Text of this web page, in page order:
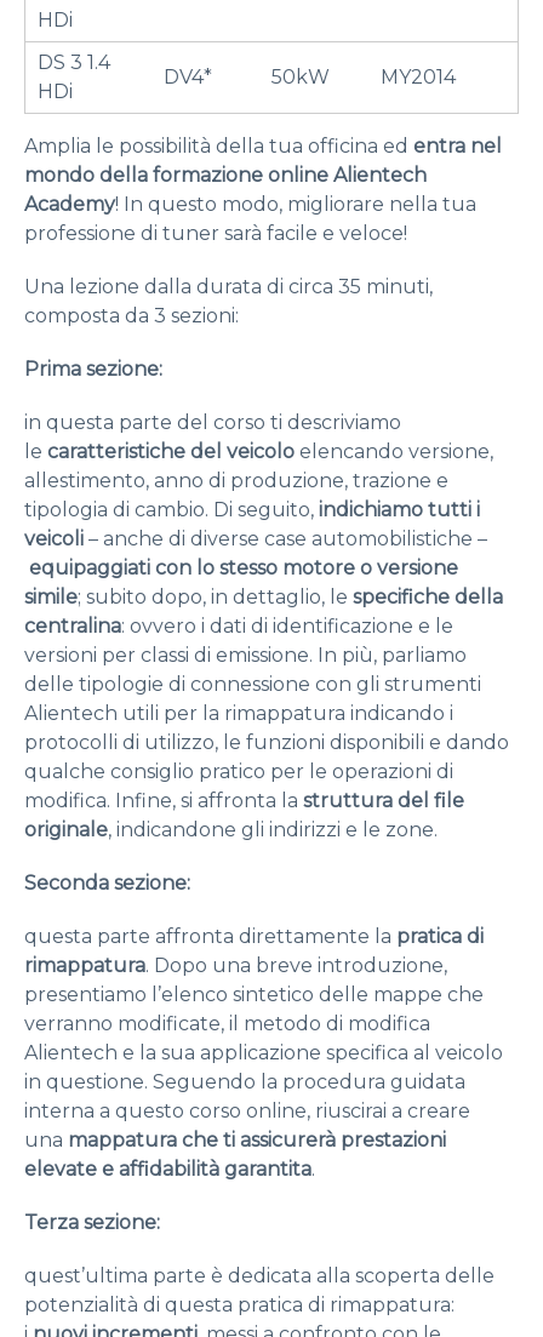
HDi
DS 3 1.4
HDi
DV4* 50kW MY2014
Amplia le possibilità della tua officina ed entra nel
mondo della formazione online Alientech
Academy! In questo modo, migliorare nella tua
professione di tuner sarà facile e veloce!
Una lezione dalla durata di circa 35 minuti,
composta da 3 sezioni:
Prima sezione:
in questa parte del corso ti descriviamo
le caratteristiche del veicolo elencando versione,
allestimento, anno di produzione, trazione e
tipologia di cambio. Di seguito, indichiamo tutti i
veicoli – anche di diverse case automobilistiche –
equipaggiati con lo stesso motore o versione
simile; subito dopo, in dettaglio, le specifiche della
centralina: ovvero i dati di identificazione e le
versioni per classi di emissione. In più, parliamo
delle tipologie di connessione con gli strumenti
Alientech utili per la rimappatura indicando i
protocolli di utilizzo, le funzioni disponibili e dando
qualche consiglio pratico per le operazioni di
modifica. Infine, si affronta la struttura del file
originale, indicandone gli indirizzi e le zone.
Seconda sezione:
questa parte affronta direttamente la pratica di
rimappatura. Dopo una breve introduzione,
presentiamo l’elenco sintetico delle mappe che
verranno modificate, il metodo di modifica
Alientech e la sua applicazione specifica al veicolo
in questione. Seguendo la procedura guidata
interna a questo corso online, riuscirai a creare
una mappatura che ti assicurerà prestazioni
elevate e affidabilità garantita.
Terza sezione:
quest’ultima parte è dedicata alla scoperta delle
potenzialità di questa pratica di rimappatura: